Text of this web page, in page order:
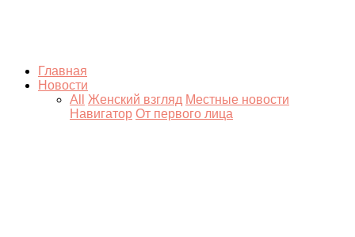
Главная
Новости
All
Женский взгляд Местные новости
Навигатор От первого лица